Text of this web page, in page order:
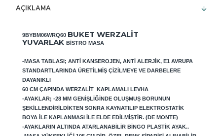
AÇIKLAMA
9BYBM06WRQ60 BUKET WERZALIT
YUVARLAK BISTRO MASA
-MASA TABLASI; ANTI KANSEROJEN, ANTI ALERJIK, E1 AVRUPA
STANDARTLARINDA ÜRETILMIŞ ÇIZILMEYE VE DARBELERE
DAYANIKLI
60 CM ÇAPINDA WERZALIT KAPLAMALI LEVHA
-AYAKLAR; -28 MM GENIŞLIĞINDE OLUŞMUŞ BORUNUN
ŞEKILLENDIRILDIKTEN SONRA KAYNATILIP ELEKTROSTATIK
BOYA ILE KAPLANMASI ILE ELDE EDILMIŞTIR. (DE MONTE)
-AYAKLARIN ALTINDA ATARLANABILIR BINGO PLASTIK AYAK..